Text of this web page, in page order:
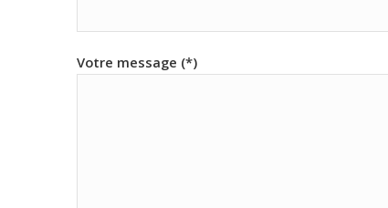
Votre message (*)